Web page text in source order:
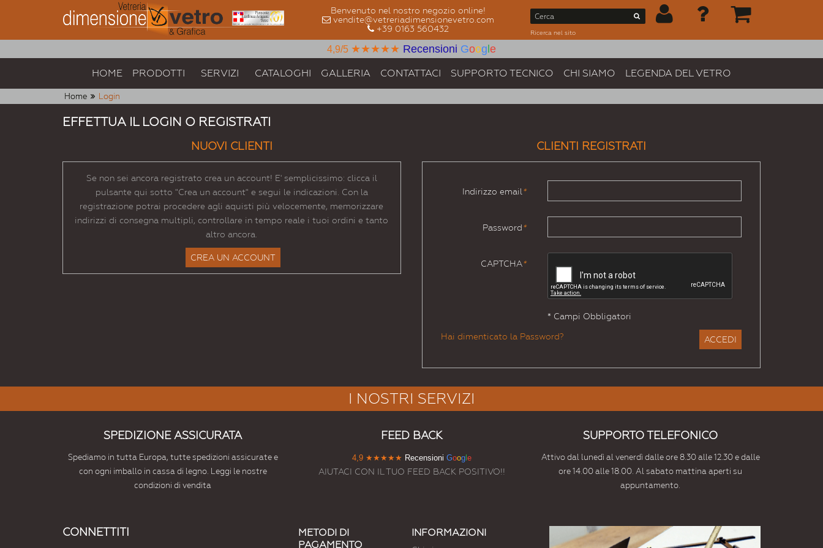
Benvenuto nel nostro negozio online!
vendite@vetreriadimensionevetro.com
+39 0163 560432
Ricerca nel sito
4,9/5 ★★★★★ Recensioni Goog e
HOME PRODOTTI SERVIZI CATALOGHI GALLERIA CONTATTACI SUPPORTO TECNICO CHI SIAMO LEGENDA DEL VETRO
Home Login
EFFETTUA IL LOGIN O REGISTRATI
NUOVI CLIENTI
Se non sei ancora registrato crea un account! E' semplicissimo: clicca il
pulsante qui sotto "Crea un account" e segui le indicazioni. Con la
registrazione potrai procedere agli aquisti più velocemente, memorizzare
indirizzi di consegna multipli, controllare in tempo reale i tuoi ordini e tanto
altro ancora.
CREA UN ACCOUNT
CLIENTI REGISTRATI
Indirizzo email*
Password*
CAPTCHA*
* Campi Obbligatori
Hai dimenticato la Password? ACCEDI
I NOSTRI SERVIZI
SPEDIZIONE ASSICURATA
Spediamo in tutta Europa, tutte spedizioni assicurate e
con ogni imballo in cassa di legno. Leggi le nostre
condizioni di vendita
FEED BACK
4,9 ★★★★★ Recensioni Googl e
AIUTACI CON IL TUO FEED BACK POSITIVO!!
SUPPORTO TELEFONICO
Attivo dal lunedì al venerdì dalle ore 8.30 alle 12.30 e dalle
ore 14.00 alle 18.00. Al sabato mattina aperti su
appuntamento.
CONNETTITI
METODI DI
PAGAMENTO
INFORMAZIONI